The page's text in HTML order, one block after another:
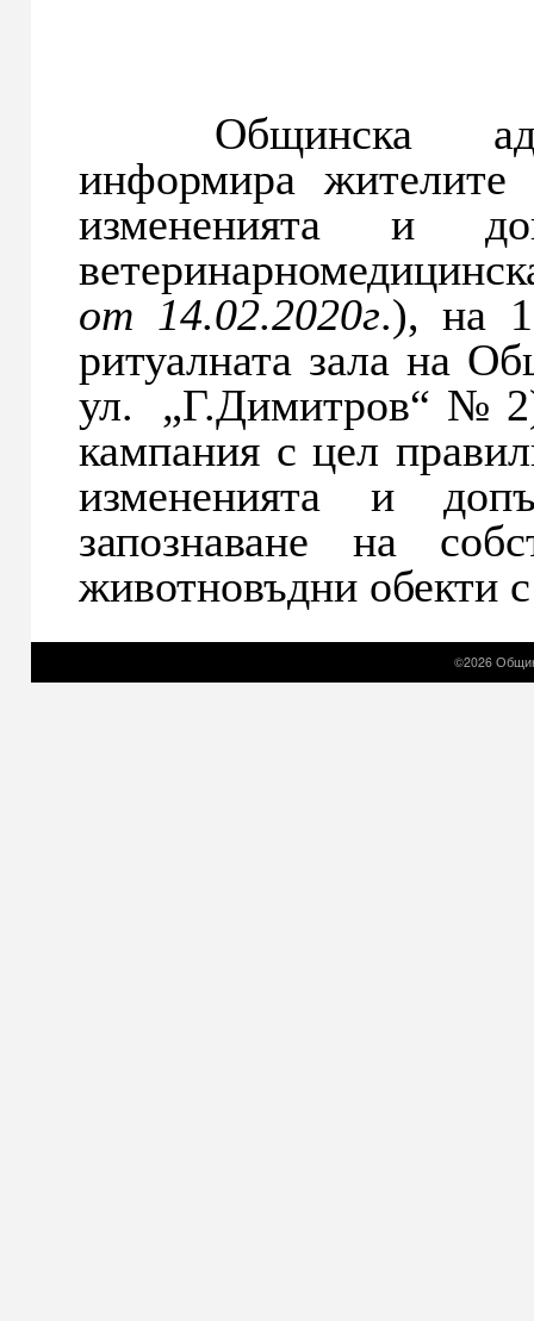
Общинска
информира
измененията и
от 14.02.2020г.), на
ритуалната зала на
ул.
кампания с цел
измененията и
запознаване на
животновъдни обекти
©2026